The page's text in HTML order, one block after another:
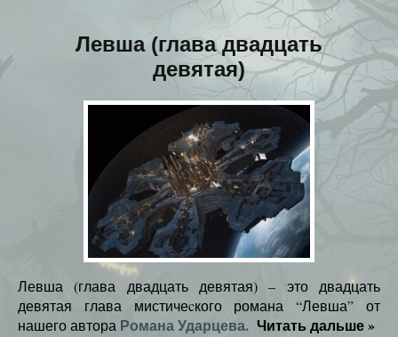
Левша (глава двадцать
девятая)
Левша (глава двадцать девятая) – это двадцать
девятая глава мистичеcкого романа “Левша” от
нашего автора Романа Ударцева. Читать дальше»